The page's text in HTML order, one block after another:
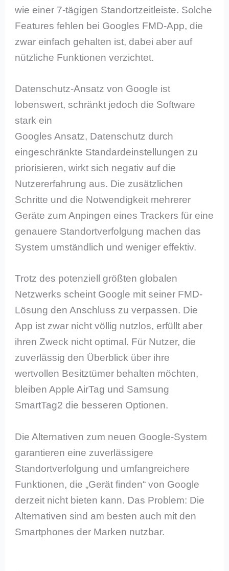
wie einer 7-tägigen Standortzeitleiste. Solche
Features fehlen bei Googles FMD-App, die
zwar einfach gehalten ist, dabei aber auf
nützliche Funktionen verzichtet.
Datenschutz-Ansatz von Google ist
lobenswert, schränkt jedoch die Software
stark ein
Googles Ansatz, Datenschutz durch
eingeschränkte Standardeinstellungen zu
priorisieren, wirkt sich negativ auf die
Nutzererfahrung aus. Die zusätzlichen
Schritte und die Notwendigkeit mehrerer
Geräte zum Anpingen eines Trackers für eine
genauere Standortverfolgung machen das
System umständlich und weniger effektiv.
Trotz des potenziell größten globalen
Netzwerks scheint Google mit seiner FMD-
Lösung den Anschluss zu verpassen. Die
App ist zwar nicht völlig nutzlos, erfüllt aber
ihren Zweck nicht optimal. Für Nutzer, die
zuverlässig den Überblick über ihre
wertvollen Besitztümer behalten möchten,
bleiben Apple AirTag und Samsung
SmartTag2 die besseren Optionen.
Die Alternativen zum neuen Google-System
garantieren eine zuverlässigere
Standortverfolgung und umfangreichere
Funktionen, die „Gerät finden“ von Google
derzeit nicht bieten kann. Das Problem: Die
Alternativen sind am besten auch mit den
Smartphones der Marken nutzbar.